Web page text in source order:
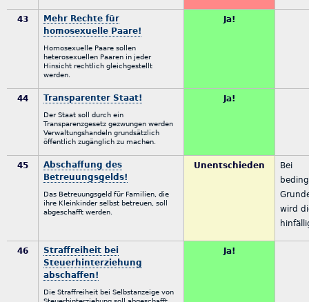
43
Mehr Rechte für
homosexuelle Paare!
Homosexuelle Paare sollen
heterosexuellen Paaren in jeder
Hinsicht rechtlich gleichgestellt
werden.
Ja!
44 Transparenter Staat!
Der Staat soll durch ein
Transparenzgesetz gezwungen werden
Verwaltungshandeln grundsätzlich
öffentlich zugänglich zu machen.
Ja!
45
Abschaffung des
Betreuungsgelds!
Das Betreuungsgeld für Familien, die
ihre Kleinkinder selbst betreuen, soll
abgeschafft werden.
Unentschieden
Bei
wird
46
Straffreiheit bei
Steuerhinterziehung
abschaffen!
Die Straffreiheit bei Selbstanzeige von
Ja!